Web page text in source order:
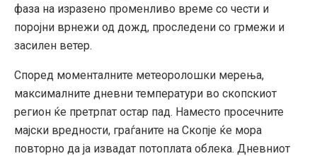
фаза на изразено променливо време со чести и
поројни врнежи од дожд, проследени со грмежи и
засилен ветер.
Според моменталните метеоролошки мерења,
максималните дневни температури во скопскиот
регион ќе претрпат остар пад. Наместо просечните
мајски вредности, граѓаните на Скопје ќе мора
повторно да ја извадат потоплата облека. Дневниот